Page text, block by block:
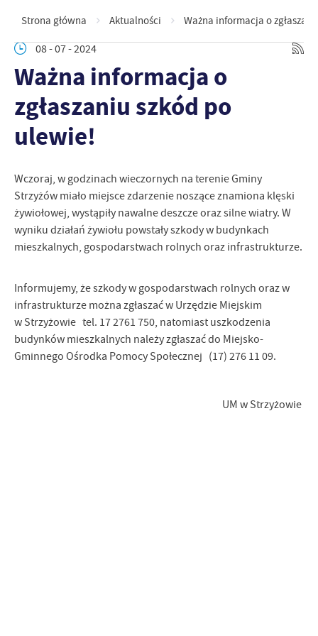
Strona główna Aktualności
Ważna informacja o
08 - 07 - 2024
Ważna informacja o
zgłaszaniu szkód po
ulewie!
Wczoraj, w godzinach wieczornych na terenie Gminy
Strzyżów miało miejsce zdarzenie noszące znamiona klęski
żywiołowej, wystąpiły nawalne deszcze oraz silne wiatry. W
wyniku działań żywiołu powstały szkody w budynkach
mieszkalnych, gospodarstwach rolnych oraz infrastrukturze.
Informujemy, że szkody w gospodarstwach rolnych oraz w
infrastrukturze można zgłaszać w Urzędzie Miejskim
w Strzyżowie tel. 17 2761 750, natomiast uszkodzenia
budynków mieszkalnych należy zgłaszać do Miejsko-
Gminnego Ośrodka Pomocy Społecznej (17) 276 11 09.
UM w Strzyżowie